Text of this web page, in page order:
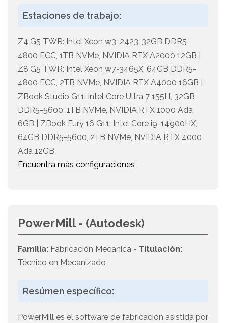
Estaciones de trabajo:
Z4 G5 TWR: Intel Xeon w3-2423, 32GB DDR5-
4800 ECC, 1TB NVMe, NVIDIA RTX A2000 12GB |
Z8 G5 TWR: Intel Xeon w7-3465X, 64GB DDR5-
4800 ECC, 2TB NVMe, NVIDIA RTX A4000 16GB |
ZBook Studio G11: Intel Core Ultra 7 155H, 32GB
DDR5-5600, 1TB NVMe, NVIDIA RTX 1000 Ada
6GB | ZBook Fury 16 G11: Intel Core i9-14900HX,
64GB DDR5-5600, 2TB NVMe, NVIDIA RTX 4000
Ada 12GB
Encuentra más configuraciones
PowerMill - (Autodesk)
Familia: Fabricación Mecánica - Titulación:
Técnico en Mecanizado
Resúmen específico:
PowerMill es el software de fabricación asistida por